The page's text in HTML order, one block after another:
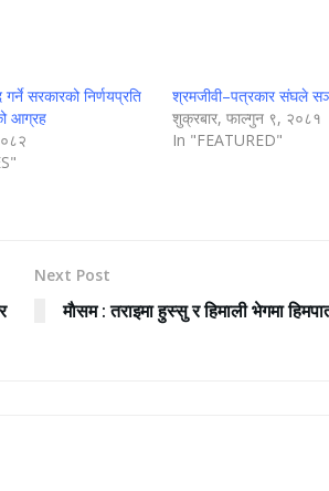
सरकारको निर्णयप्रति
आग्रह
श्रमजीवी–पत्रकार संघले
शुक्रबार, फाल्गुन ९, २०८१
In "FEATURED"
Next Post
माैसम : तराइमा हुस्सु र हिमाली भेगमा